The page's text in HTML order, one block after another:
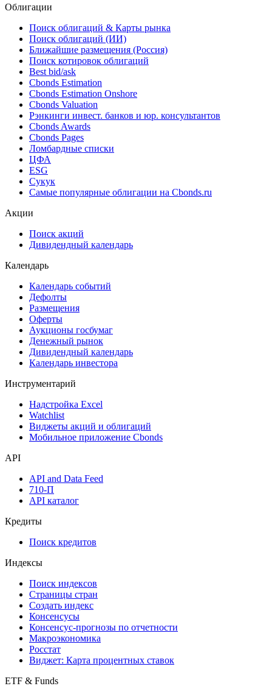
акционеров, в повестке вопрос об одобрении
29.04.2026
Облигации
Поиск облигаций & Карты рынка
Поиск облигаций (ИИ)
Ближайшие размещения (Россия)
Поиск котировок облигаций
Best bid/ask
Cbonds Estimation
Cbonds Estimation Onshore
Cbonds Valuation
Рэнкинги инвест. банков и юр. консультантов
Cbonds Awards
Cbonds Pages
Ломбардные списки
ESG
Самые популярные облигации на Cbonds.ru
Дивидендный календарь
Календарь
Календарь событий
Дефолты
Размещения
Оферты
Аукционы госбумаг
Денежный рынок
Календарь инвестора
Инструментарий
Надстройка Excel
Мобильное приложение Cbonds
API
API and Data Feed
API каталог
Кредиты
Поиск кредитов
Индексы
Поиск индексов
Страницы стран
Создать индекс
Консенсусы
Консенсус-прогнозы по отчетности
Макроэкономика